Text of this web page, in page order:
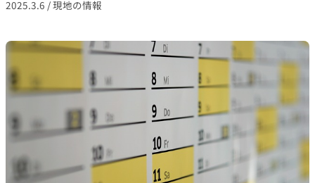
2025.3.6 /現地の情報